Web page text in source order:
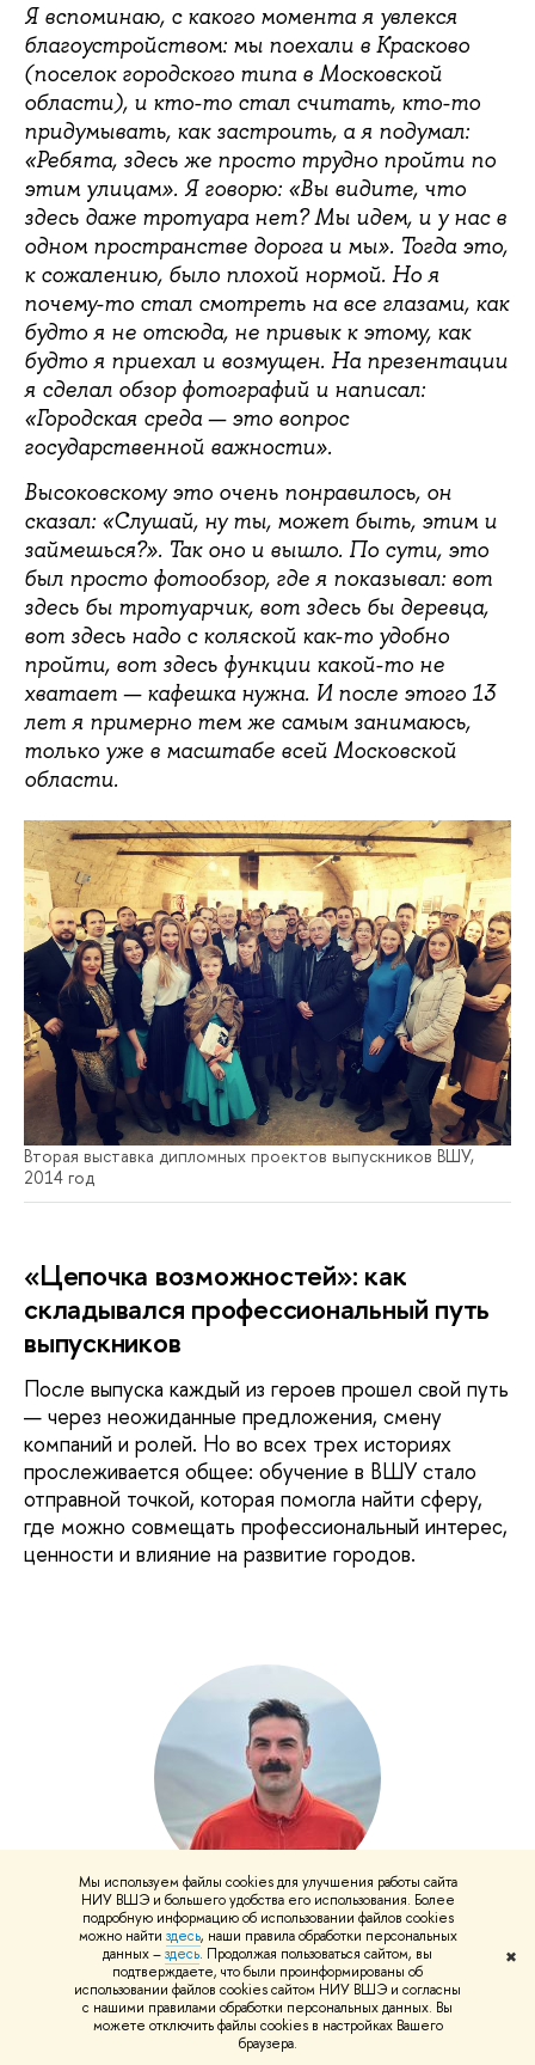
Мы используем файлы cookies для улучшения работы сайта
НИУ ВШЭ и большего удобства его использования. Более
подробную информацию об использовании файлов cookies
можно найти здесь, наши правила обработки персональных
данных –здесь. Продолжая пользоваться сайтом, вы
подтверждаете, что были проинформированы об
использовании файлов cookies сайтом НИУ ВШЭ и согласны
с нашими правилами обработки персональных данных. Вы
можете отключить файлы cookies в настройках Вашего
браузера.
✖
Я вспоминаю, с какого момента я увлекся
благоустройством: мы поехали в Красково
(поселок городского типа в Московской
области), и кто-то стал считать, кто-то
придумывать, как застроить, а я подумал:
«Ребята, здесь же просто трудно пройти по
этим улицам». Я говорю: «Вы видите, что
здесь даже тротуара нет? Мы идем, и у нас в
одном пространстве дорога и мы». Тогда это,
к сожалению, было плохой нормой. Но я
почему-то стал смотреть на все глазами, как
будто я не отсюда, не привык к этому, как
будто я приехал и возмущен. На презентации
я сделал обзор фотографий и написал:
«Городская среда — это вопрос
государственной важности».
Высоковскому это очень понравилось, он
сказал: «Слушай, ну ты, может быть, этим и
займешься?». Так оно и вышло. По сути, это
был просто фотообзор, где я показывал: вот
здесь бы тротуарчик, вот здесь бы деревца,
вот здесь надо с коляской как-то удобно
пройти, вот здесь функции какой-то не
хватает — кафешка нужна. И после этого 13
лет я примерно тем же самым занимаюсь,
только уже в масштабе всей Московской
области.
Вторая выставка дипломных проектов выпускников ВШУ,
2014 год
«Цепочка возможностей»: как
складывался профессиональный путь
выпускников
После выпуска каждый из героев прошел свой путь
— через неожиданные предложения, смену
компаний и ролей. Но во всех трех историях
прослеживается общее: обучение в ВШУ стало
отправной точкой, которая помогла найти сферу,
где можно совмещать профессиональный интерес,
ценности и влияние на развитие городов.
Олег Киселёв
Директор по аналитике и работе с данными,
Whoosh